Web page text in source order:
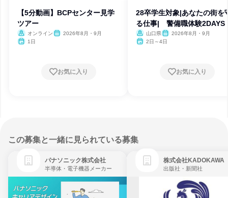
【5分動画】BCPセンター見学
ツアー
オンライン
2026年8月・9月
1日
お気に入り
28卒学生対象|あなたの街を
る仕事| 警備職体験2DAYS
山口県
2026年8月・9月
2日～4日
お気に入り
この募集と一緒に見られている募集
パナソニック株式会社
半導体・電子機器メーカー
株式会社KADOKAWA
出版社・新聞社